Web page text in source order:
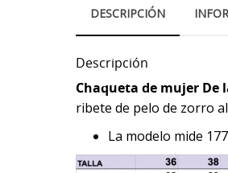
DESCRIPCIÓN
Descripción
Chaqueta de mujer De
ribete de pelo de zorro
La modelo mide